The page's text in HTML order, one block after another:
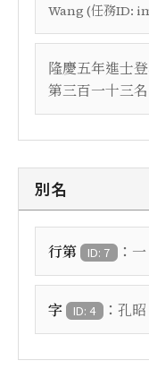
Wang (任務ID:
隆慶五年進士
第三百一十三名
別名
行第 ID: 7 ： 一
字 ID: 4 ： 孔昭